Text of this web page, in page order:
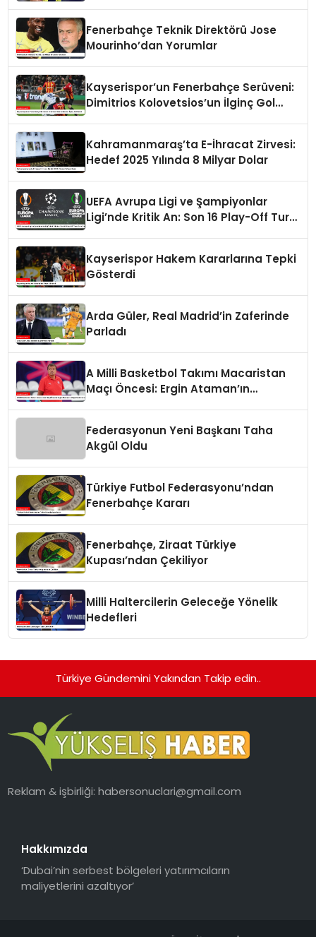
Fenerbahçe Teknik Direktörü Jose
Mourinho’dan Yorumlar
Kayserispor’un Fenerbahçe Serüveni:
Dimitrios Kolovetsios’un İlginç Gol
Kahramanmaraş’ta E-İhracat Zirvesi:
Hedef 2025 Yılında 8 Milyar Dolar
UEFA Avrupa Ligi ve Şampiyonlar
Ligi’nde Kritik An: Son 16 Play-Off Turu
Kayserispor Hakem Kararlarına Tepki
Gösterdi
Arda Güler, Real Madrid’in Zaferinde
Parladı
A Milli Basketbol Takımı Macaristan
Maçı Öncesi: Ergin Ataman’ın
Federasyonun Yeni Başkanı Taha
Akgül Oldu
Türkiye Futbol Federasyonu’ndan
Fenerbahçe Kararı
Fenerbahçe, Ziraat Türkiye
Kupası’ndan Çekiliyor
Milli Haltercilerin Geleceğe Yönelik
Hedefleri
Türkiye Gündemini Yakından Takip edin..
Reklam & işbirliği:habersonuclari@gmail.com
Hakkımızda
‘Dubai’nin serbest bölgeleri yatırımcıların
maliyetlerini azaltıyor’